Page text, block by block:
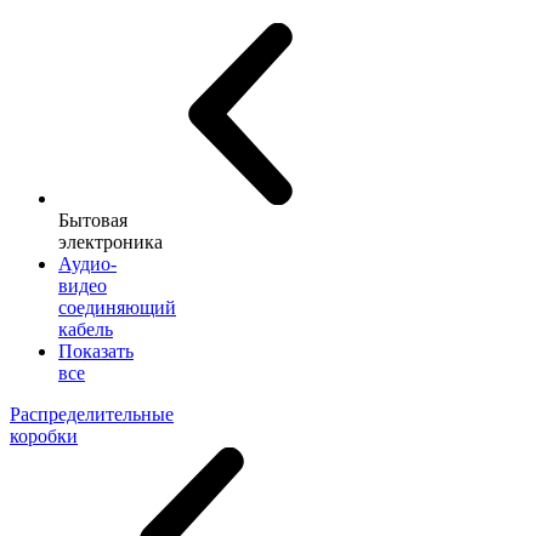
Бытовая
электроника
Аудио-
видео
соединяющий
кабель
Показать
все
Распределительные
коробки